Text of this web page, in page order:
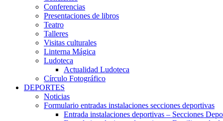
Conferencias
Presentaciones de libros
Teatro
Talleres
Visitas culturales
Linterna Mágica
Ludoteca
Actualidad Ludoteca
Círculo Fotográfico
DEPORTES
Noticias
Formulario entradas instalaciones secciones deportivas
Entrada instalaciones deportivas – Secciones